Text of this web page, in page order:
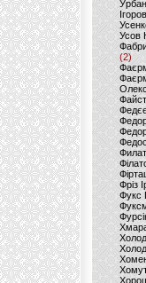
Усов
(2)
Фріз
Фукс